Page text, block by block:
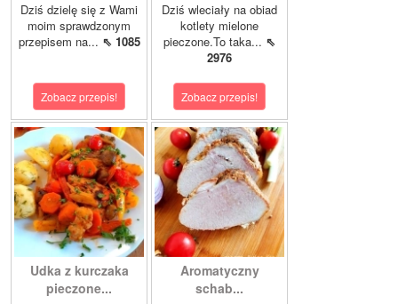
Dziś dzielę się z Wami
moim sprawdzonym
przepisem na... ⇖ 1085
Zobacz przepis!
Dziś wleciały na obiad
kotlety mielone
pieczone.To taka... ⇖
2976
Zobacz przepis!
Udka z kurczaka
pieczone...
Aromatyczny
schab...